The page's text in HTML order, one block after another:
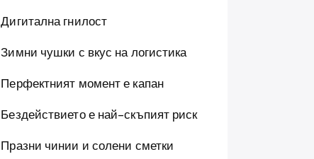
Дигитална гнилост
Зимни чушки с вкус на логистика
Перфектният момент е капан
Бездействието е най-скъпият риск
Празни чинии и солени сметки